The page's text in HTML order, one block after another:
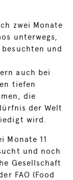
zwei Monate
unterwegs,
und
auch bei
tiefen
die
der Welt
wird.
Monate 11
und noch
Gesellschaft
FAO (Food